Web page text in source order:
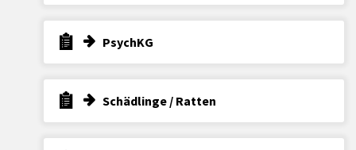
PsychKG
Schädlinge / Ratten